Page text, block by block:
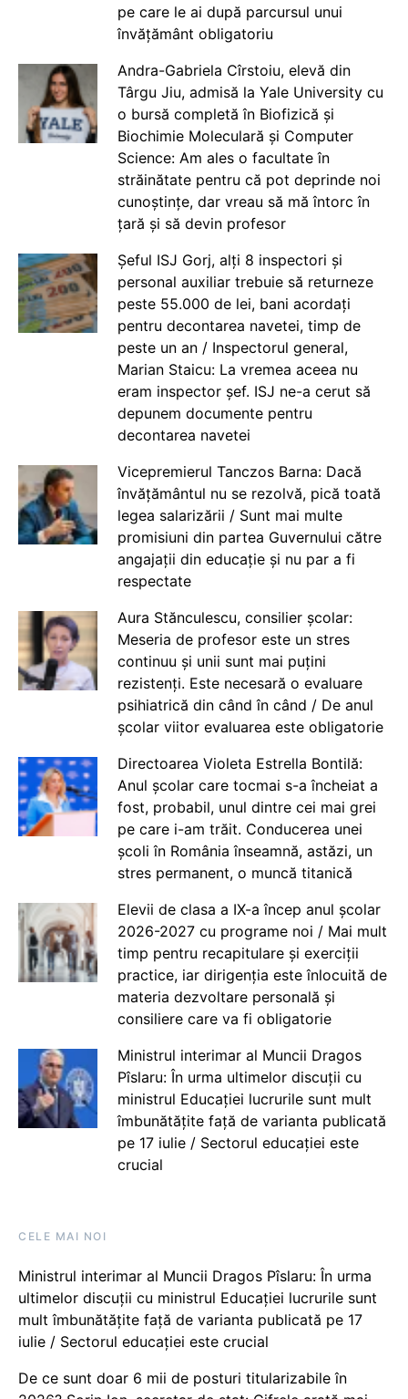
pe care le ai după parcursul unui
învățământ obligatoriu
Andra-Gabriela Cîrstoiu, elevă din
Târgu Jiu, admisă la Yale University cu
o bursă completă în Biofizică și
Biochimie Moleculară și Computer
Science: Am ales o facultate în
străinătate pentru că pot deprinde noi
cunoștințe, dar vreau să mă întorc în
țară și să devin profesor
Șeful ISJ Gorj, alți 8 inspectori și
personal auxiliar trebuie să returneze
peste 55.000 de lei, bani acordați
pentru decontarea navetei, timp de
peste un an / Inspectorul general,
Marian Staicu: La vremea aceea nu
eram inspector șef. ISJ ne-a cerut să
depunem documente pentru
decontarea navetei
Vicepremierul Tanczos Barna: Dacă
învățământul nu se rezolvă, pică toată
legea salarizării / Sunt mai multe
promisiuni din partea Guvernului către
angajații din educație și nu par a fi
respectate
Aura Stănculescu, consilier școlar:
Meseria de profesor este un stres
continuu și unii sunt mai puțini
rezistenți. Este necesară o evaluare
psihiatrică din când în când / De anul
școlar viitor evaluarea este obligatorie
Directoarea Violeta Estrella Bontilă:
Anul școlar care tocmai s-a încheiat a
fost, probabil, unul dintre cei mai grei
pe care i-am trăit. Conducerea unei
școli în România înseamnă, astăzi, un
stres permanent, o muncă titanică
Elevii de clasa a IX-a încep anul școlar
2026-2027 cu programe noi / Mai mult
timp pentru recapitulare și exerciții
practice, iar dirigenția este înlocuită de
materia dezvoltare personală și
consiliere care va fi obligatorie
Ministrul interimar al Muncii Dragos
Pîslaru: În urma ultimelor discuții cu
ministrul Educației lucrurile sunt mult
îmbunătățite față de varianta publicată
pe 17 iulie / Sectorul educației este
crucial
CELE MAI NOI
Ministrul interimar al Muncii Dragos Pîslaru: În urma
ultimelor discuții cu ministrul Educației lucrurile sunt
mult îmbunătățite față de varianta publicată pe 17
iulie / Sectorul educației este crucial
De ce sunt doar 6 mii de posturi titularizabile în